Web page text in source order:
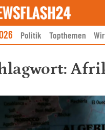
Politik Topthemen